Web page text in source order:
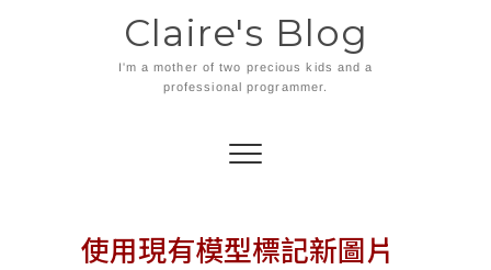
Claire's Blog
I'm a mother of two precious kids and a
professional programmer.
使用現有模型標記新圖片